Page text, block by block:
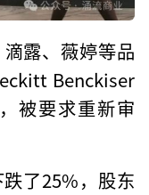
露、薇婷等品
Benckiser
被要求重新审
了25%，股东